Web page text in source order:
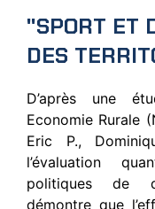
"SPORT ET
DES
D’après une
Economie Rurale
Eric P.,
l’évaluation
politiques de
démontre que